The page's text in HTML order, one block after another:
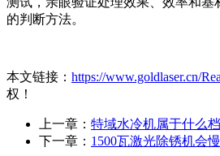
的判断方法。
本文链接： https://www.goldlaser.cn/
权！
上一章： 特域水冷机属于什么
下一章： 1500瓦激光除锈机会